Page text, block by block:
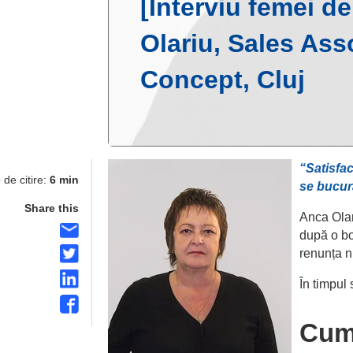
[Interviu femei
Olariu, Sales
Concept, Cluj
de citire: 6 min
Share this
se
Anca
după o
renunța
În